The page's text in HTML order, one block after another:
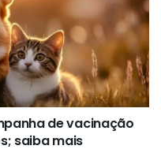
de vacinação
saiba mais